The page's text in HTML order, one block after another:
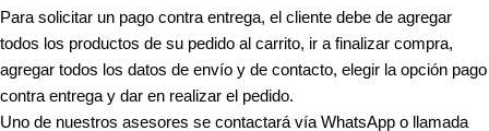
Para solicitar un pago contra entrega, el cliente debe de agregar
todos los productos de su pedido al carrito, ir a finalizar compra,
agregar todos los datos de envío y de contacto, elegir la opción pago
contra entrega y dar en realizar el pedido.
Uno de nuestros asesores se contactará vía WhatsApp o llamada